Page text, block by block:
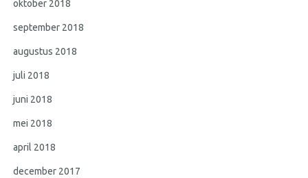
oktober 2018
september 2018
augustus 2018
juli 2018
juni 2018
mei 2018
april 2018
december 2017